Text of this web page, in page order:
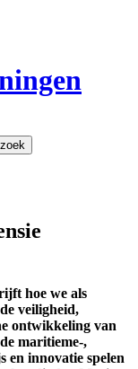
zoek
hoe we als
veiligheid,
ontwikkeling van
maritieme-,
en innovatie spelen